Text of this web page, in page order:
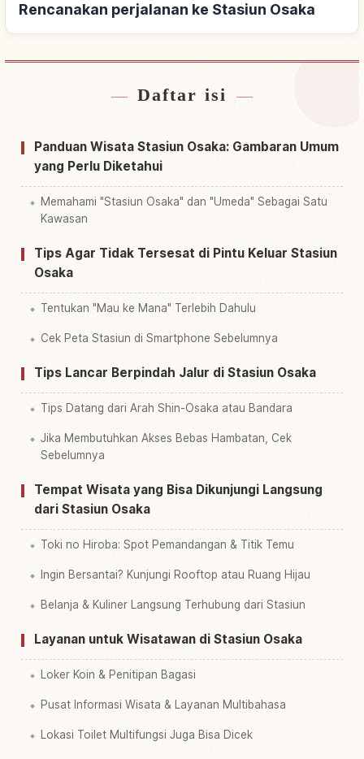
Rencanakan perjalanan ke Stasiun Osaka
Cari penginapan dekat Stasiun Osaka
Cari aktivitas di Stasiun Osaka↗
Daftar isi
Panduan Wisata Stasiun Osaka: Gambaran Umum
yang Perlu Diketahui
Memahami "Stasiun Osaka" dan "Umeda" Sebagai Satu
Kawasan
Tips Agar Tidak Tersesat di Pintu Keluar Stasiun
Osaka
Tentukan "Mau ke Mana" Terlebih Dahulu
Cek Peta Stasiun di Smartphone Sebelumnya
Tips Lancar Berpindah Jalur di Stasiun Osaka
Tips Datang dari Arah Shin-Osaka atau Bandara
Jika Membutuhkan Akses Bebas Hambatan, Cek
Sebelumnya
Tempat Wisata yang Bisa Dikunjungi Langsung
dari Stasiun Osaka
Toki no Hiroba: Spot Pemandangan & Titik Temu
Ingin Bersantai? Kunjungi Rooftop atau Ruang Hijau
Belanja & Kuliner Langsung Terhubung dari Stasiun
Layanan untuk Wisatawan di Stasiun Osaka
Loker Koin & Penitipan Bagasi
Pusat Informasi Wisata & Layanan Multibahasa
Lokasi Toilet Multifungsi Juga Bisa Dicek